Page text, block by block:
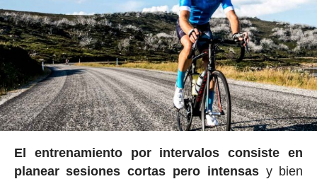
El entrenamiento por intervalos consiste en
planear sesiones cortas pero intensasy bien